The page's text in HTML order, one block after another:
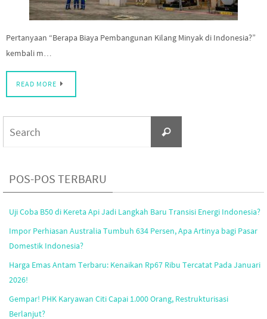
Pertanyaan “Berapa Biaya Pembangunan Kilang Minyak di Indonesia?”
kembali m…
READ MORE
Search
POS-POS TERBARU
Uji Coba B50 di Kereta Api Jadi Langkah Baru Transisi Energi Indonesia?
Impor Perhiasan Australia Tumbuh 634 Persen, Apa Artinya bagi Pasar
Domestik Indonesia?
Harga Emas Antam Terbaru: Kenaikan Rp67 Ribu Tercatat Pada Januari
2026!
Gempar! PHK Karyawan Citi Capai 1.000 Orang, Restrukturisasi
Berlanjut?